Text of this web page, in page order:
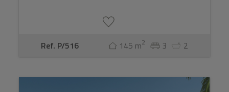
Ref. P/516 145 m2 3 2